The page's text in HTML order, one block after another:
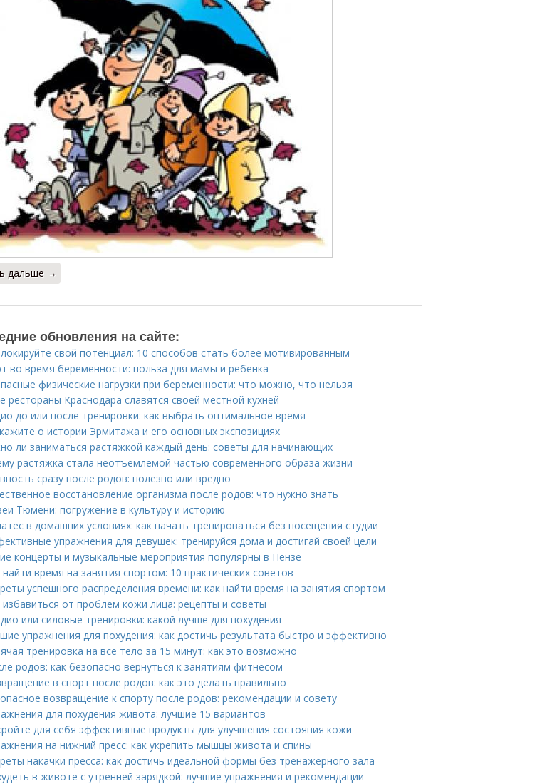
дальше →
обновления на сайте:
свой потенциал: 10 способов стать более мотивированным
во время беременности: польза для мамы и ребенка
физические нагрузки при беременности: что можно, что нельзя
рестораны Краснодара славятся своей местной кухней
до или после тренировки: как выбрать оптимальное время
о истории Эрмитажа и его основных экспозициях
ли заниматься растяжкой каждый день: советы для начинающих
растяжка стала неотъемлемой частью современного образа жизни
сразу после родов: полезно или вредно
восстановление организма после родов: что нужно знать
Тюмени: погружение в культуру и историю
в домашних условиях: как начать тренироваться без посещения студии
упражнения для девушек: тренируйся дома и достигай своей цели
концерты и музыкальные мероприятия популярны в Пензе
найти время на занятия спортом: 10 практических советов
успешного распределения времени: как найти время на занятия спортом
избавиться от проблем кожи лица: рецепты и советы
или силовые тренировки: какой лучше для похудения
упражнения для похудения: как достичь результата быстро и эффективно
тренировка на все тело за 15 минут: как это возможно
родов: как безопасно вернуться к занятиям фитнесом
в спорт после родов: как это делать правильно
возвращение к спорту после родов: рекомендации и совету
для похудения живота: лучшие 15 вариантов
для себя эффективные продукты для улучшения состояния кожи
на нижний пресс: как укрепить мышцы живота и спины
накачки пресса: как достичь идеальной формы без тренажерного зала
в животе с утренней зарядкой: лучшие упражнения и рекомендации